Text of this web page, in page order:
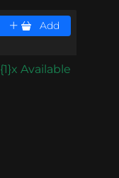
Add
{1}x Available